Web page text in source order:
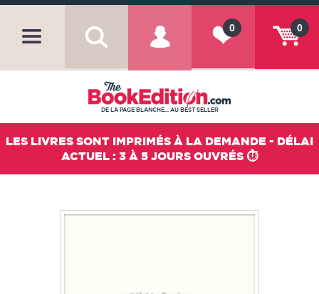
0
0
DE LA PAGE BLANCHE... AU BEST SELLER
LES LIVRES SONT IMPRIMÉS À LA DEMANDE - DÉLAI
ACTUEL : 3 À 5 JOURS OUVRÉS ⏱️